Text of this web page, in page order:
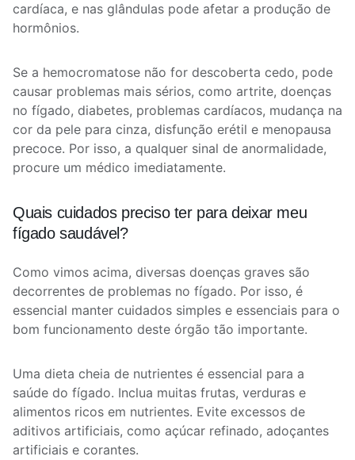
cardíaca, e nas glândulas pode afetar a produção de
hormônios.
Se a hemocromatose não for descoberta cedo, pode
causar problemas mais sérios, como artrite, doenças
no fígado, diabetes, problemas cardíacos, mudança na
cor da pele para cinza, disfunção erétil e menopausa
precoce. Por isso, a qualquer sinal de anormalidade,
procure um médico imediatamente.
Quais cuidados preciso ter para deixar meu
fígado saudável?
Como vimos acima, diversas doenças graves são
decorrentes de problemas no fígado. Por isso, é
essencial manter cuidados simples e essenciais para o
bom funcionamento deste órgão tão importante.
Uma dieta cheia de nutrientes é essencial para a
saúde do fígado. Inclua muitas frutas, verduras e
alimentos ricos em nutrientes. Evite excessos de
aditivos artificiais, como açúcar refinado, adoçantes
artificiais e corantes.